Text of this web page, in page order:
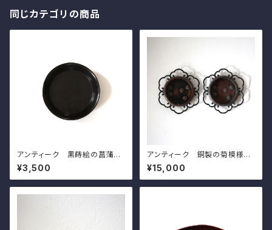
同じカテゴリの商品
アンティーク 黒蒔絵の菖蒲模
様の小皿（その７）d11.5cm A
ntique Japanese Lacquere
d Wooden Small Dish, Iris
¥3,500
アンティーク 銅製の菊模様の
引手（一対）d8.8cm Antique
Japanese Copper Flower
Shaped Hikite Door Pull H
¥15,000